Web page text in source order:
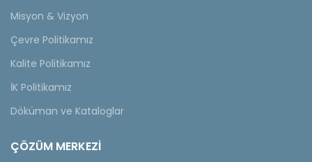
Misyon & Vizyon
Çevre Politikamız
Kalite Politikamız
İK Politikamız
Döküman ve Kataloglar
ÇÖZÜM MERKEZİ